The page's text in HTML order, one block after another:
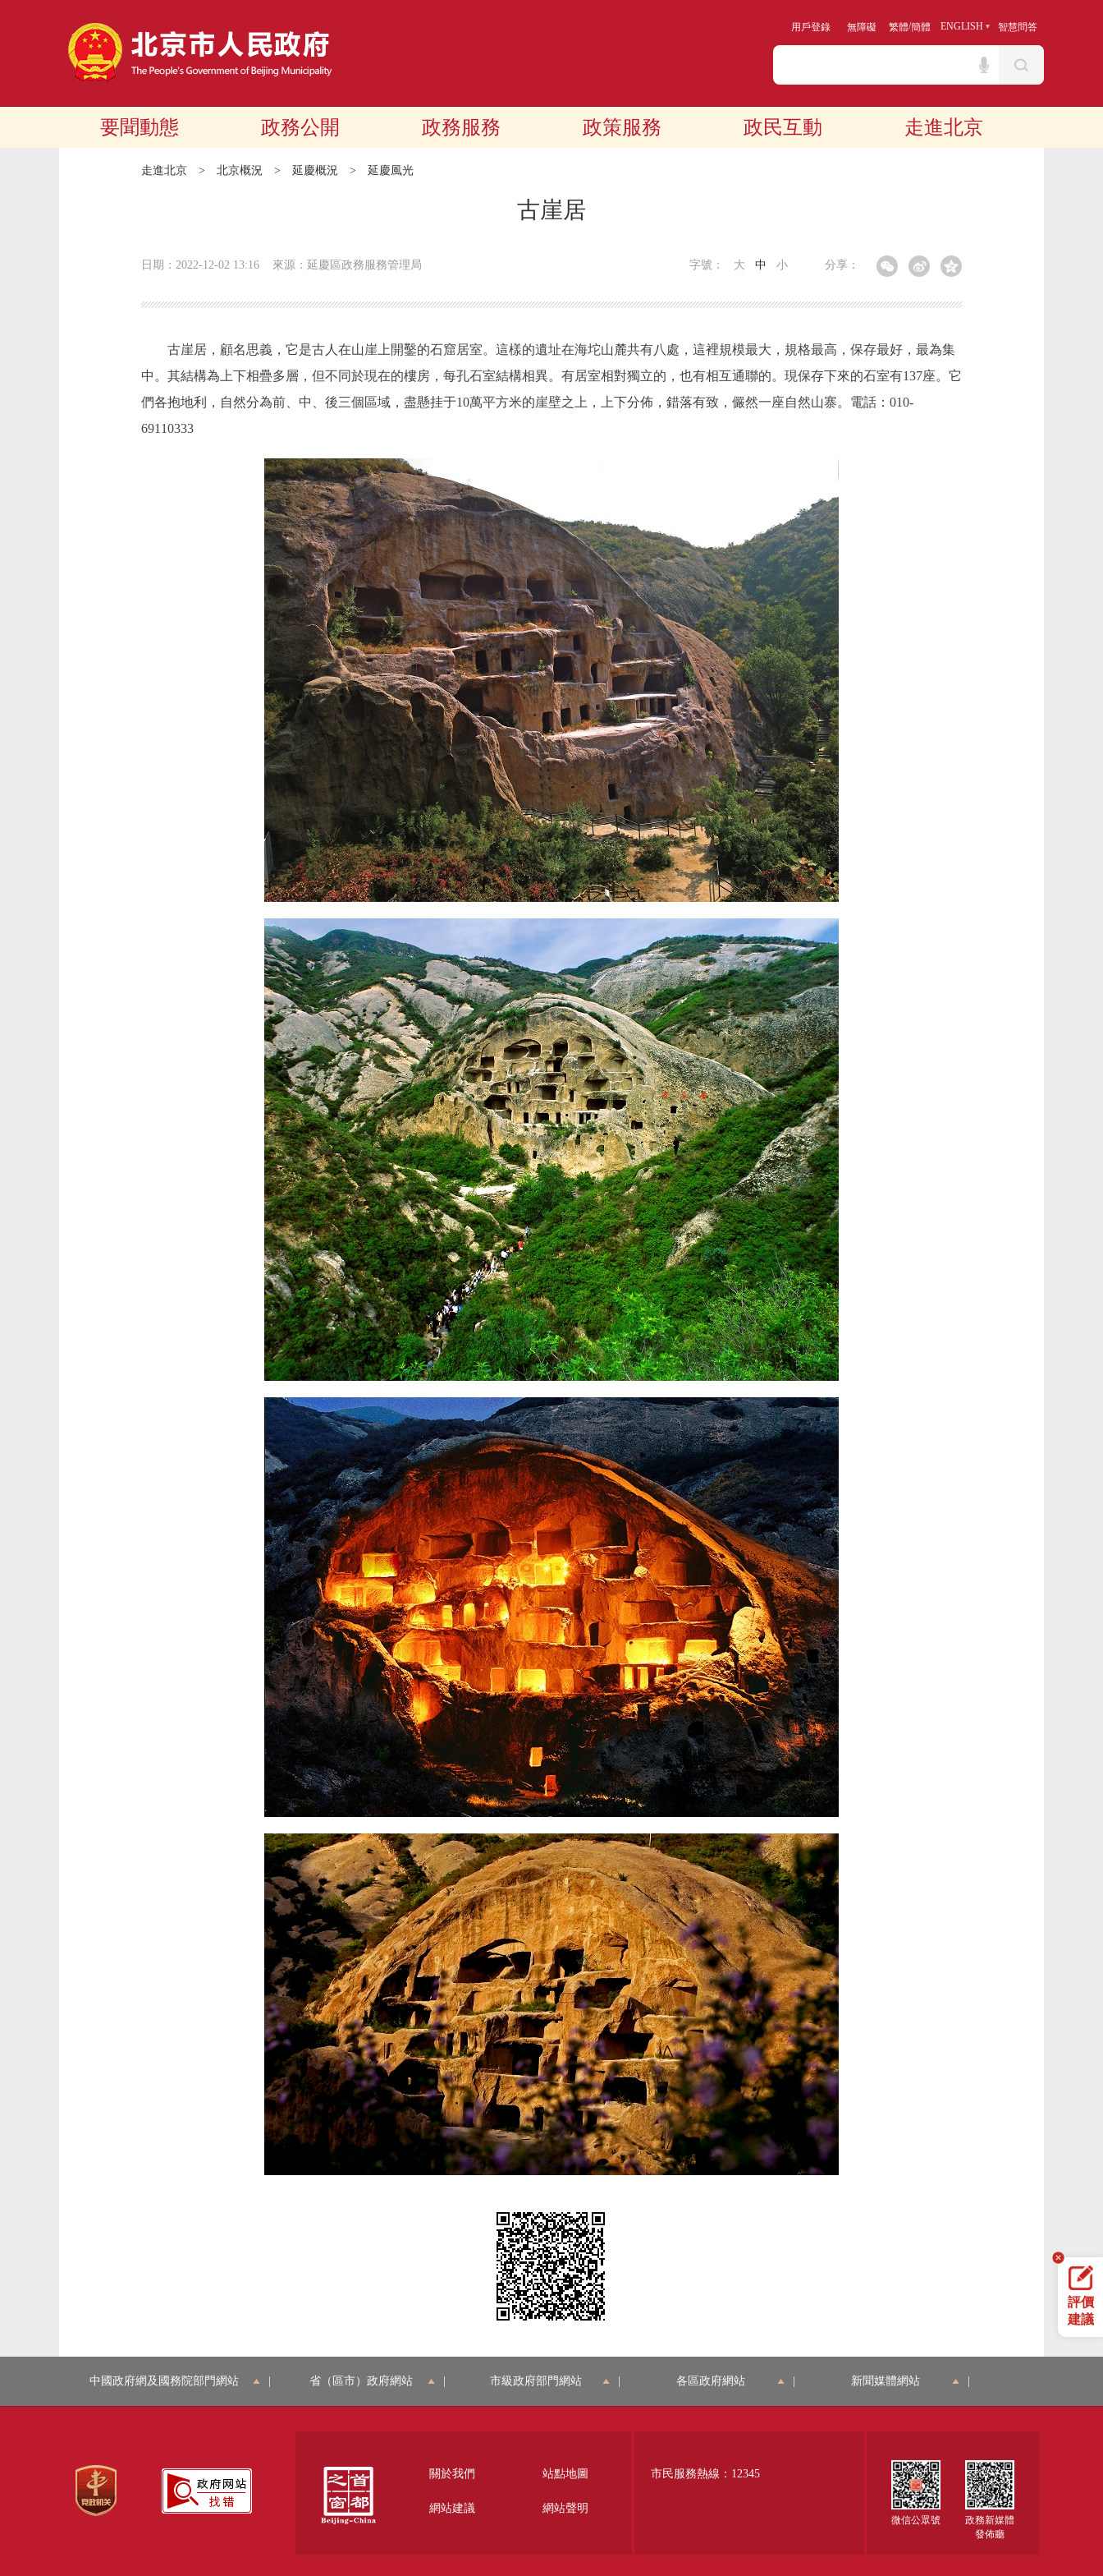
用戶登錄 無障礙 繁體/簡體 ENGLISH 智慧問答
要聞動態 政務公開 政務服務 政策服務 政民互動 走進北京
走進北京 > 北京概況 > 延慶概況 > 延慶風光
古崖居
日期：2022-12-02 13:16 來源：延慶區政務服務管理局 分享：
字號： 大 中 小
古崖居，顧名思義，它是古人在山崖上開鑿的石窟居室。這樣的遺址在海坨山麓共有八處，這裡規模最大，規格最高，保存最好，最為集
中。其結構為上下相疊多層，但不同於現在的樓房，每孔石室結構相異。有居室相對獨立的，也有相互通聯的。現保存下來的石室有137座。它
們各抱地利，自然分為前、中、後三個區域，盡懸挂于10萬平方米的崖壁之上，上下分佈，錯落有致，儼然一座自然山寨。電話：010-
69110333
評價
建議
中國政府網及國務院部門網站 省（區市）政府網站 市級政府部門網站 各區政府網站 新聞媒體網站
關於我們 站點地圖
網站建議 網站聲明
市民服務熱線：12345
微信公眾號
政務新媒體
發佈廳